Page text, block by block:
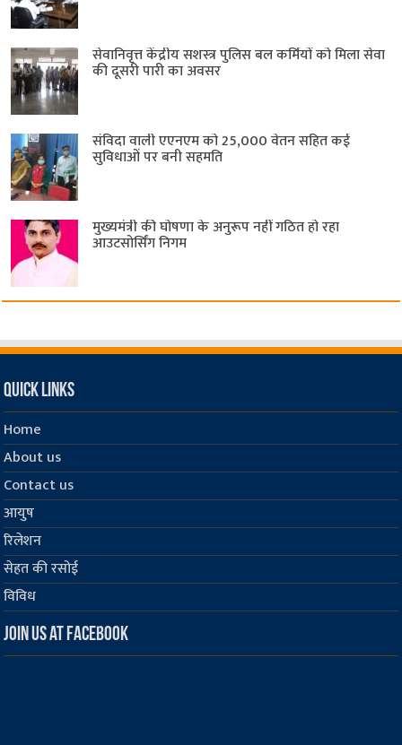
सेवानिवृत्त केंद्रीय सशस्त्र पुलिस बल ​कर्मियों को मिला सेवा
की दूसरी पारी का अवसर
संविदा वाली एएनएम को 25,000 वेतन सहित कई
सुविधाओं पर बनी सहमति
मुख्यमंत्री की घोषणा के अनुरूप नहीं गठित हो रहा
आउटसोर्सिंग निगम
Quick Links
Home
About us
Contact us
आयुष
रिलेशन
सेहत की रसोई
विविध
Join us at Facebook